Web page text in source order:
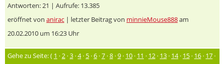
Antworten: 21 | Aufrufe: 13.385
eröffnet von anirac | letzter Beitrag von minnieMouse888am
20.02.2010 um 16:23 Uhr
Gehe zu Seite: ( 1 ·2 ·3 ·4· 5 ·6 ·7 ·8 ·9 · 10 · 11 · 12 · 13 · 14· 15 · 16 · 17 ·